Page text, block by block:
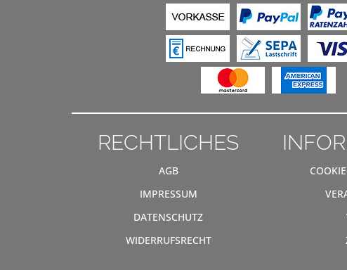
RECHTLICHES
AGB
IMPRESSUM
DATENSCHUTZ
WIDERRUFSRECHT